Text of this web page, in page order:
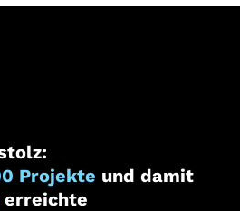
Projekte und damit
erreichte